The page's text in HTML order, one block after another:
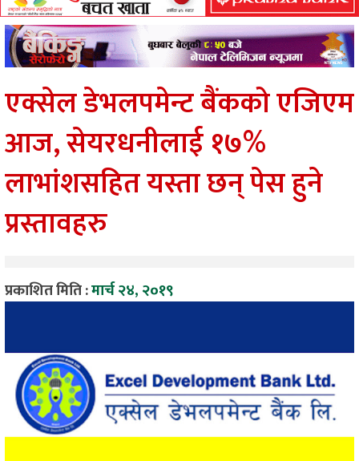
एक्सेल डेभलपमेन्ट बैंकको एजिएम
आज, सेयरधनीलाई १७%
लाभांशसहित यस्ता छन् पेस हुने
प्रस्तावहरु
प्रकाशित मिति :मार्च २४, २०१९